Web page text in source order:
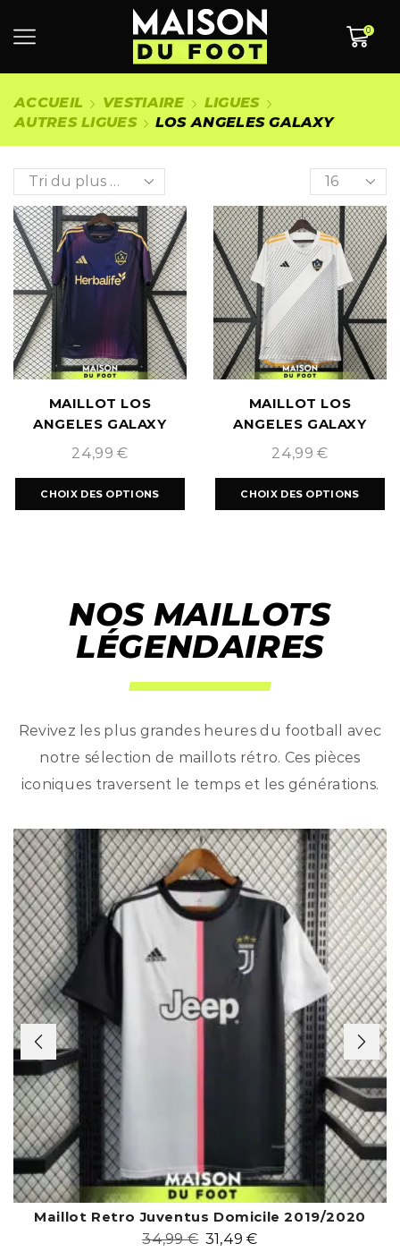
0
ACCUEIL VESTIAIRE
LIGUES
AUTRES LIGUES
LOS ANGELES GALAXY
MAILLOT LOS
ANGELES GALAXY
EXTÉRIEUR 2025/2026
24,99€
CHOIX DES OPTIONS
MAILLOT LOS
ANGELES GALAXY
DOMICILE 2024/2025
24,99€
CHOIX DES OPTIONS
NOS MAILLOTS
LÉGENDAIRES
Revivez les plus grandes heures du football avec
notre sélection de maillots rétro. Ces pièces
iconiques traversent le temps et les générations.
Maillot Retro Juventus Domicile 2019/2020
34,99€ 31,49€